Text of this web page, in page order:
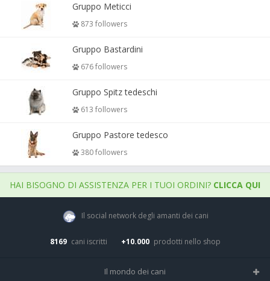
Gruppo Meticci
873 followers
Gruppo Bastardini
676 followers
Gruppo Spitz tedeschi
613 followers
Gruppo Pastore tedesco
380 followers
HAI BISOGNO DI ASSISTENZA PER I TUOI ORDINI? CLICCA QUI
Il social network degli amanti dei cani
8169 cani iscritti +10.000 prodotti nello shop
Il mondo dei cani